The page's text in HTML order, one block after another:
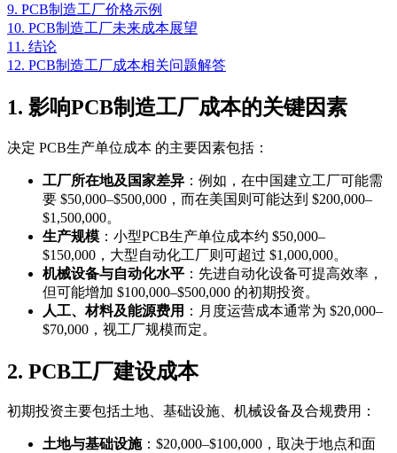
9. PCB制造工厂价格示例
10. PCB制造工厂未来成本展望
11. 结论
12. PCB制造工厂成本相关问题解答
1. 影响PCB制造工厂成本的关键因素
决定 PCB生产单位成本 的主要因素包括：
工厂所在地及国家差异 ：例如，在中国建立工厂可能需
要 $50,000–$500,000，而在美国则可能达到 $200,000–
$1,500,000。
生产规模 ：小型PCB生产单位成本约 $50,000–
$150,000，大型自动化工厂则可超过 $1,000,000。
机械设备与自动化水平 ：先进自动化设备可提高效率，
但可能增加 $100,000–$500,000 的初期投资。
人工、材料及能源费用 ：月度运营成本通常为 $20,000–
$70,000，视工厂规模而定。
2. PCB工厂建设成本
初期投资主要包括土地、基础设施、机械设备及合规费用：
土地与基础设施：$20,000–$100,000，取决于地点和面